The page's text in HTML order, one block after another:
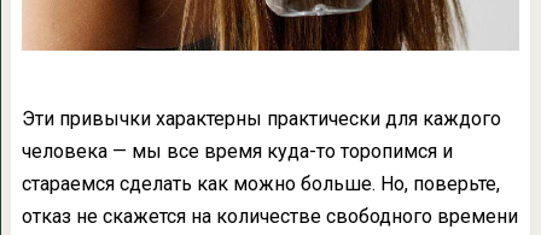
Эти привычки характерны практически для каждого
человека — мы все время куда-то торопимся и
стараемся сделать как можно больше. Но, поверьте,
отказ не скажется на количестве свободного времени